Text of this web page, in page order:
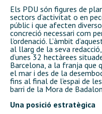
Els PDU són figures de
sectors d’activitat o en
públic i que afecten
concreció necessari com
l’ordenació. L’àmbit
al llarg de la seva
d’unes 32 hectàrees
Barcelona, a la franja que
el mar i des de la
fins al final de l’espai de
barri de la Mora de
Una posició estratègica